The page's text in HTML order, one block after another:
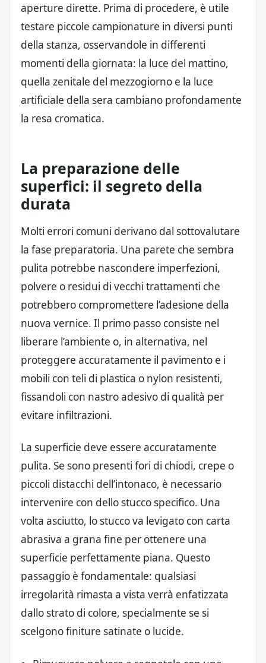
aperture dirette. Prima di procedere, è utile
testare piccole campionature in diversi punti
della stanza, osservandole in differenti
momenti della giornata: la luce del mattino,
quella zenitale del mezzogiorno e la luce
artificiale della sera cambiano profondamente
la resa cromatica.
La preparazione delle
superfici: il segreto della
durata
Molti errori comuni derivano dal sottovalutare
la fase preparatoria. Una parete che sembra
pulita potrebbe nascondere imperfezioni,
polvere o residui di vecchi trattamenti che
potrebbero compromettere l’adesione della
nuova vernice. Il primo passo consiste nel
liberare l’ambiente o, in alternativa, nel
proteggere accuratamente il pavimento e i
mobili con teli di plastica o nylon resistenti,
fissandoli con nastro adesivo di qualità per
evitare infiltrazioni.
La superficie deve essere accuratamente
pulita. Se sono presenti fori di chiodi, crepe o
piccoli distacchi dell’intonaco, è necessario
intervenire con dello stucco specifico. Una
volta asciutto, lo stucco va levigato con carta
abrasiva a grana fine per ottenere una
superficie perfettamente piana. Questo
passaggio è fondamentale: qualsiasi
irregolarità rimasta a vista verrà enfatizzata
dallo strato di colore, specialmente se si
scelgono finiture satinate o lucide.